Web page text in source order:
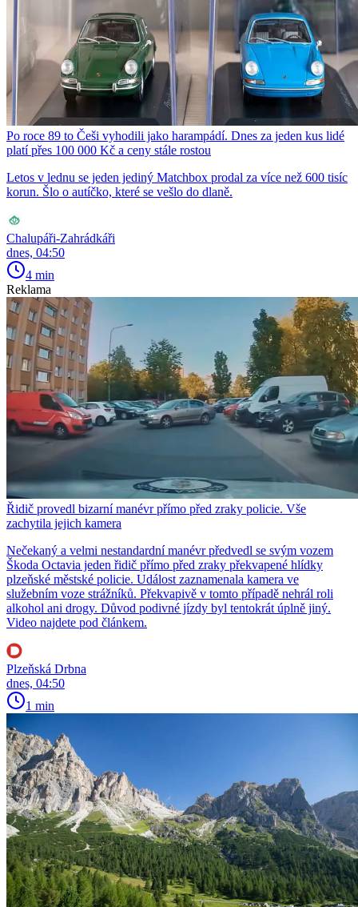
Po roce 89 to Češi vyhodili jako harampádí. Dnes za jeden kus lidé
platí přes 100 000 Kč a ceny stále rostou
Letos v lednu se jeden jediný Matchbox prodal za více než 600 tisíc
korun. Šlo o autíčko, které se vešlo do dlaně.
Chalupáři-Zahrádkáři
dnes, 04:50
4 min
Reklama
Řidič provedl bizarní manévr přímo před zraky policie. Vše
zachytila jejich kamera
Nečekaný a velmi nestandardní manévr předvedl se svým vozem
Škoda Octavia jeden řidič přímo před zraky překvapené hlídky
plzeňské městské policie. Událost zaznamenala kamera ve
služebním voze strážníků. Překvapivě v tomto případě nehrál roli
alkohol ani drogy. Důvod podivné jízdy byl tentokrát úplně jiný.
Video najdete pod článkem.
Plzeňská Drbna
dnes, 04:50
1 min